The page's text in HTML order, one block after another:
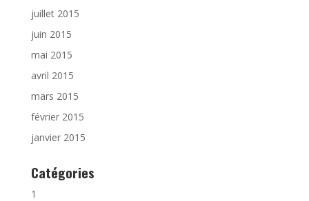
juillet 2015
juin 2015
mai 2015
avril 2015
mars 2015
février 2015
janvier 2015
Catégories
1